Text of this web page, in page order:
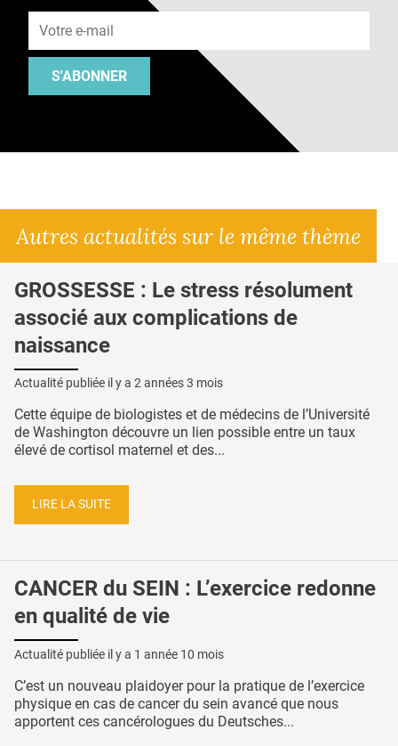
S'ABONNER
Autres actualités sur le même thème
GROSSESSE : Le stress résolument
associé aux complications de
naissance
Actualité publiée il y a 2 années 3 mois
Cette équipe de biologistes et de médecins de l’Université
de Washington découvre un lien possible entre un taux
élevé de cortisol maternel et des...
LIRE LA SUITE
CANCER du SEIN : L’exercice redonne
en qualité de vie
Actualité publiée il y a 1 année 10 mois
C’est un nouveau plaidoyer pour la pratique de l’exercice
physique en cas de cancer du sein avancé que nous
apportent ces cancérologues du Deutsches...